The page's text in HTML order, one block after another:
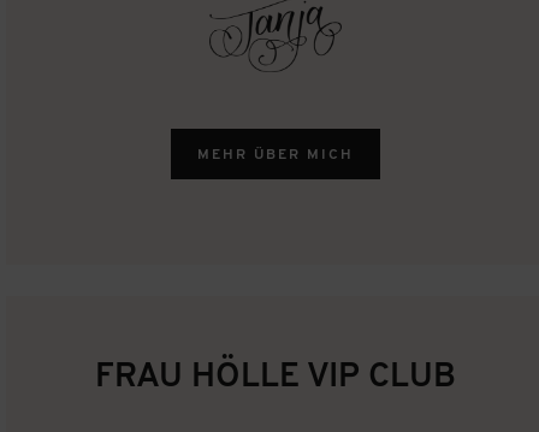
MEHR ÜBER MICH
FRAU HÖLLE VIP CLUB